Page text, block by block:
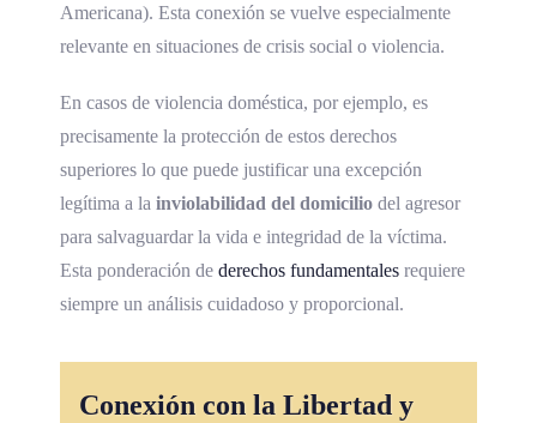
Americana). Esta conexión se vuelve especialmente
relevante en situaciones de crisis social o violencia.
En casos de violencia doméstica, por ejemplo, es
precisamente la protección de estos derechos
superiores lo que puede justificar una excepción
legítima a la inviolabilidad del domicilio del agresor
para salvaguardar la vida e integridad de la víctima.
Esta ponderación de derechos fundamentales requiere
siempre un análisis cuidadoso y proporcional.
Conexión con la Libertad y